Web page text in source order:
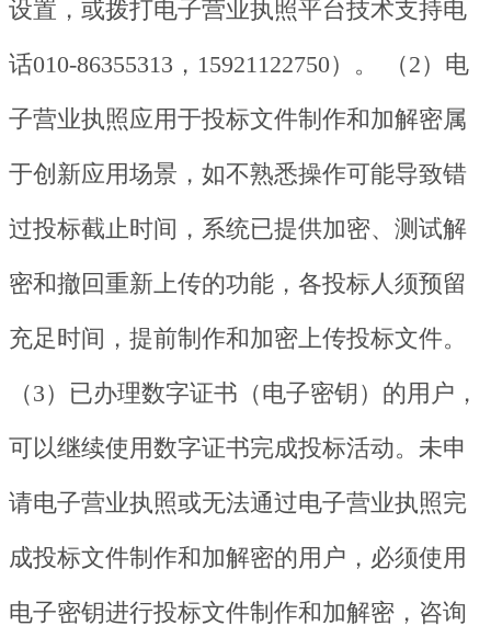
设置，或拨打电子营业执照平台技术支持电
话010-86355313，15921122750）。 （2）电
子营业执照应用于投标文件制作和加解密属
于创新应用场景，如不熟悉操作可能导致错
过投标截止时间，系统已提供加密、测试解
密和撤回重新上传的功能，各投标人须预留
充足时间，提前制作和加密上传投标文件。
（3）已办理数字证书（电子密钥）的用户，
可以继续使用数字证书完成投标活动。未申
请电子营业执照或无法通过电子营业执照完
成投标文件制作和加解密的用户，必须使用
电子密钥进行投标文件制作和加解密，咨询